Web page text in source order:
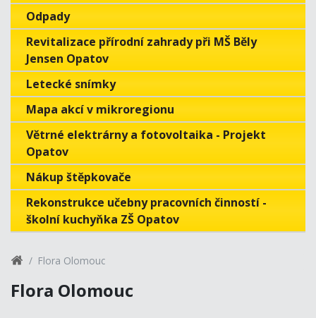
Odpady
Revitalizace přírodní zahrady při MŠ Běly
Jensen Opatov
Letecké snímky
Mapa akcí v mikroregionu
Větrné elektrárny a fotovoltaika - Projekt
Opatov
Nákup štěpkovače
Rekonstrukce učebny pracovních činností -
školní kuchyňka ZŠ Opatov
Flora Olomouc
Flora Olomouc